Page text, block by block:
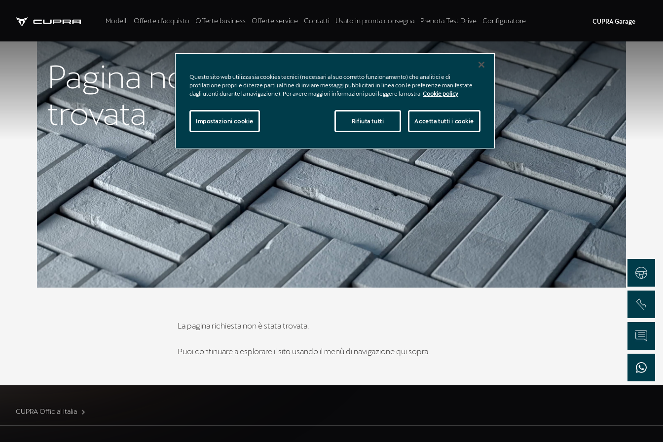
Modelli Offerte d'acquisto Offerte business Offerte service Contatti Usato in pronta consegna Prenota Test Drive Configuratore CUPRA Garage
Pagina non
trovata
La pagina richiesta non è stata trovata.
Puoi continuare a esplorare il sito usando il menù di navigazione qui sopra.
CUPRA Official Italia
Test Drive
Chiama
Informazioni
WhatsApp
Questo sito web utilizza sia cookies tecnici (necessari al suo corretto funzionamento) che analitici e di
profilazione propri e di terze parti (al fine di inviare messaggi pubblicitari in linea con le preferenze manifestate
dagli utenti durante la navigazione). Per avere maggiori informazioni puoi leggere la nostra Cookie policy
Rifiuta tutti Accetta tutti i cookie
Impostazioni cookie